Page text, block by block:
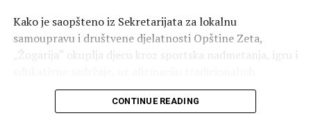
Kako je saopšteno iz Sekretarijata za lokalnu
samoupravu i društvene djelatnosti Opštine Zeta,
„Žogarija“ okuplja djecu kroz sportska nadmetanja, igru i
vrijednosti i evropskog duha.
CONTINUE READING